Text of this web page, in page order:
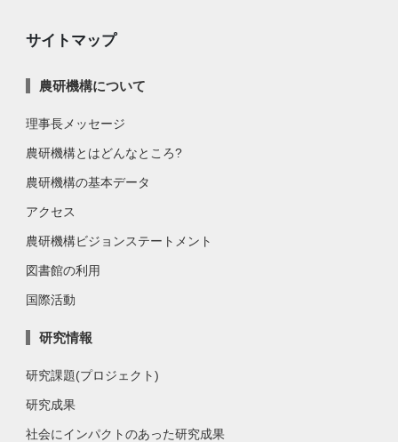
サイトマップ
農研機構について
理事長メッセージ
農研機構とはどんなところ?
農研機構の基本データ
アクセス
農研機構ビジョンステートメント
図書館の利用
国際活動
研究情報
研究課題(プロジェクト)
研究成果
社会にインパクトのあった研究成果